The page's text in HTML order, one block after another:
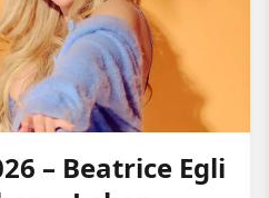
– Beatrice Egli